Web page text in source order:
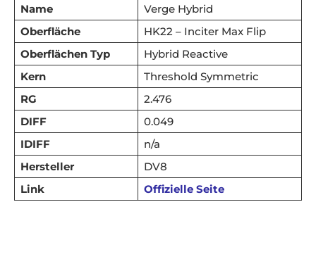
Name
Verge Hybrid
Oberfläche
HK22 – Inciter Max Flip
Oberflächen Typ
Hybrid Reactive
Kern
Threshold Symmetric
RG
2.476
DIFF
0.049
IDIFF
n/a
Hersteller
DV8
Link
Offizielle Seite